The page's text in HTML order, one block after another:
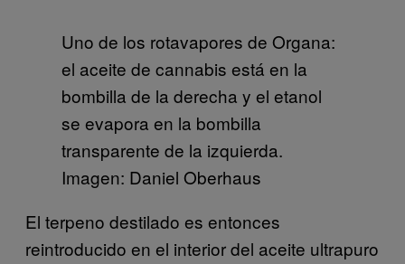
Uno de los rotavapores de Organa:
el aceite de cannabis está en la
bombilla de la derecha y el etanol
se evapora en la bombilla
transparente de la izquierda.
Imagen: Daniel Oberhaus
El terpeno destilado es entonces
reintroducido en el interior del aceite ultrapuro